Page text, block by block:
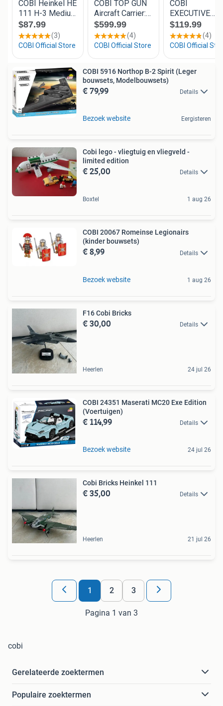
COBI 5916 Northop B-2 Spirit (Leger
bouwsets, Modelbouwsets)
€ 79,99 Details
Bezoek website Eergisteren
Cobi lego - vliegtuig en vliegveld -
limited edition
€ 25,00 Details
Boxtel 1 aug 26
COBI 20067 Romeinse Legionairs
(kinder bouwsets)
€ 8,99 Details
Bezoek website 1 aug 26
F16 Cobi Bricks
€ 30,00 Details
Heerlen 24 jul 26
COBI 24351 Maserati MC20 Exe Edition
(Voertuigen)
€ 114,99 Details
Bezoek website 24 jul 26
Cobi Bricks Heinkel 111
€ 35,00 Details
Heerlen 21 jul 26
1 2 3
Pagina 1 van 3
cobi
Gerelateerde zoektermen
Populaire zoektermen